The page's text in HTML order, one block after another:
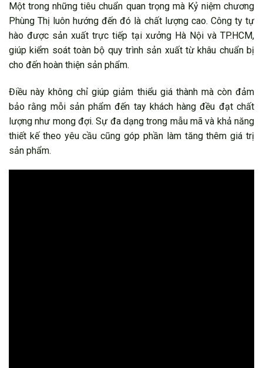
Một trong những tiêu chuẩn quan trọng mà Kỷ niệm chương
Phùng Thị luôn hướng đến đó là chất lượng cao. Công ty tự
hào được sản xuất trực tiếp tại xưởng Hà Nội và TP.HCM,
giúp kiểm soát toàn bộ quy trình sản xuất từ khâu chuẩn bị
cho đến hoàn thiện sản phẩm.
Điều này không chỉ giúp giảm thiểu giá thành mà còn đảm
bảo rằng mỗi sản phẩm đến tay khách hàng đều đạt chất
lượng như mong đợi. Sự đa dạng trong mẫu mã và khả năng
thiết kế theo yêu cầu cũng góp phần làm tăng thêm giá trị
sản phẩm.